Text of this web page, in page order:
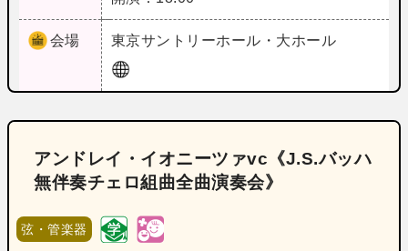
会場 東京サントリーホール・大ホール
アンドレイ・イオニーツァvc《J.S.バッハ
無伴奏チェロ組曲全曲演奏会》
弦・管楽器